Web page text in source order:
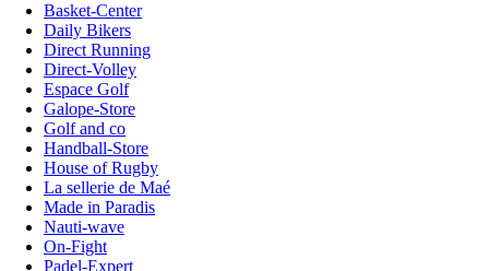
Basket-Center
Daily Bikers
Direct Running
Direct-Volley
Espace Golf
Galope-Store
Golf and co
Handball-Store
House of Rugby
La sellerie de Maé
Made in Paradis
Nauti-wave
On-Fight
Padel-Expert